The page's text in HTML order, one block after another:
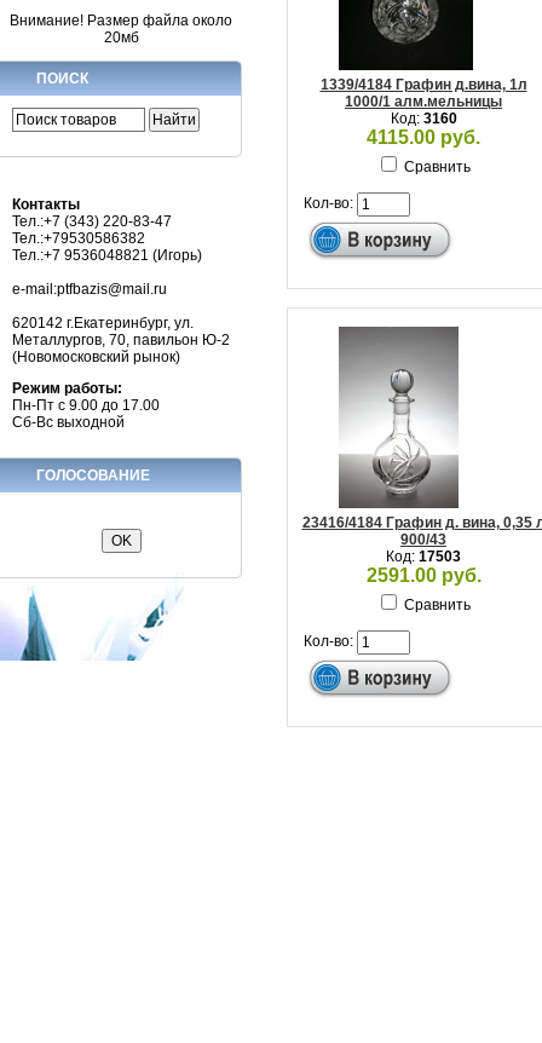
Внимание! Размер файла около
20мб
ПОИСК
Контакты
Тел.:+7 (343) 220-83-47
Тел.:+79530586382
Тел.:+7 9536048821 (Игорь)
e-mail:ptfbazis@mail.ru
620142 г.Екатеринбург, ул.
Металлургов, 70, павильон Ю-2
(Новомосковский рынок)
Режим работы:
Пн-Пт с 9.00 до 17.00
Сб-Вс выходной
ГОЛОСОВАНИЕ
1339/4184 Графин д.вина, 1л
1000/1 алм.мельницы
Код: 3160
4115.00 руб.
Сравнить
Кол-во:
23416/4184 Графин д. вина, 0,35
900/43
Код: 17503
2591.00 руб.
Сравнить
Кол-во: